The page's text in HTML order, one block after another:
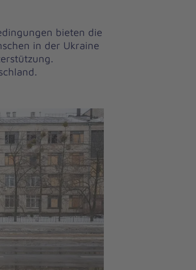
bieten die
in der Ukraine